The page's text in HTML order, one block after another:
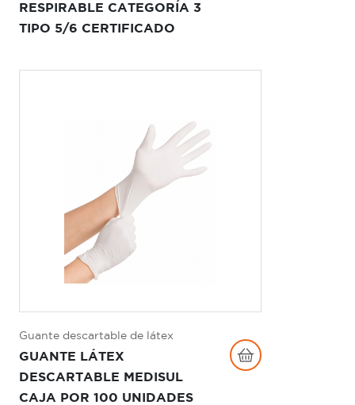
RESPIRABLE CATEGORÍA 3
TIPO 5/6 CERTIFICADO
Guante descartable de látex
GUANTE LÁTEX
DESCARTABLE MEDISUL
CAJA POR 100 UNIDADES